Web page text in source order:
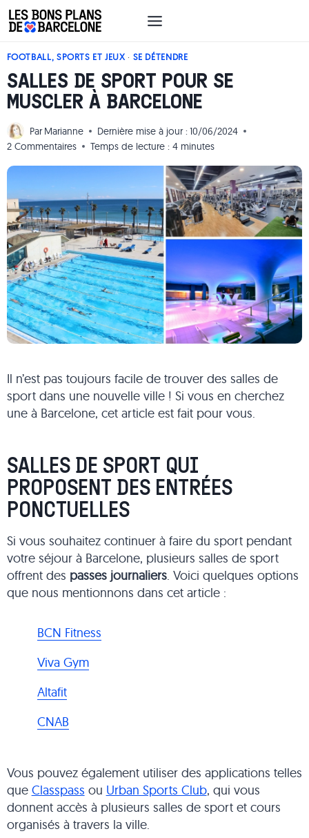
Aller
au
FOOTBALL, SPORTS ET JEUX · SE DÉTENDRE
SALLES DE SPORT POUR SE
MUSCLER À BARCELONE
Par Marianne Dernière mise à jour : 10/06/2024
2 Commentaires
Temps de lecture : 4 minutes
Il n’est pas toujours facile de trouver des salles de
sport dans une nouvelle ville ! Si vous en cherchez
une à Barcelone, cet article est fait pour vous.
SALLES DE SPORT QUI
PROPOSENT DES ENTRÉES
PONCTUELLES
Si vous souhaitez continuer à faire du sport pendant
votre séjour à Barcelone, plusieurs salles de sport
offrent des passes journaliers. Voici quelques options
que nous mentionnons dans cet article :
BCN Fitness
Viva Gym
Altafit
CNAB
Vous pouvez également utiliser des applications telles
que Classpass ou Urban Sports Club, qui vous
donnent accès à plusieurs salles de sport et cours
organisés à travers la ville.